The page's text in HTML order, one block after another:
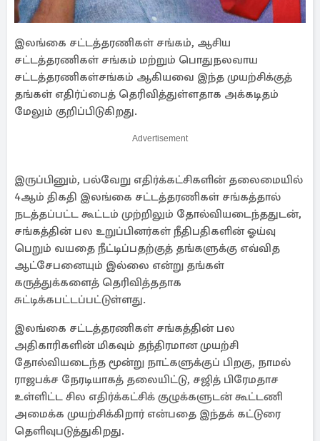
இலங்கை சட்டத்தரணிகள் சங்கம், ஆசிய
சட்டத்தரணிகள் சங்கம் மற்றும் பொதுநலவாய
சட்டத்தரணிகள்சங்கம் ஆகியவை இந்த முயற்சிக்குத்
தங்கள் எதிர்ப்பைத் தெரிவித்துள்ளதாக அக்கடிதம்
மேலும் குறிப்பிடுகிறது.
Advertisement
இருப்பினும், பல்வேறு எதிர்க்கட்சிகளின் தலைமையில்
4ஆம் திகதி இலங்கை சட்டத்தரணிகள் சங்கத்தால்
நடத்தப்பட்ட கூட்டம் முற்றிலும் தோல்வியடைந்ததுடன்,
சங்கத்தின் பல உறுப்பினர்கள் நீதிபதிகளின் ஓய்வு
பெறும் வயதை நீட்டிப்பதற்குத் தங்களுக்கு எவ்வித
ஆட்சேபனையும் இல்லை என்று தங்கள்
கருத்துக்களைத் தெரிவித்ததாக
சுட்டிக்கபட்டப்பட்டுள்ளது.
இலங்கை சட்டத்தரணிகள் சங்கத்தின் பல
அதிகாரிகளின் மிகவும் தந்திரமான முயற்சி
தோல்வியடைந்த மூன்று நாட்களுக்குப் பிறகு, நாமல்
ராஜபக்ச நேரடியாகத் தலையிட்டு, சஜித் பிரேமதாச
உள்ளிட்ட சில எதிர்க்கட்சிக் குழுக்களுடன் கூட்டணி
அமைக்க முயற்சிக்கிறார் என்பதை இந்தக் கட்டுரை
தெளிவுபடுத்துகிறது.